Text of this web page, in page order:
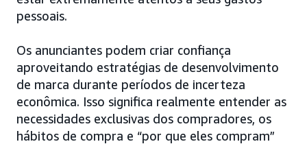
pessoais.
Os anunciantes podem criar confiança
aproveitando estratégias de desenvolvimento
de marca durante períodos de incerteza
econômica. Isso significa realmente entender as
necessidades exclusivas dos compradores, os
hábitos de compra e “por que eles compram”